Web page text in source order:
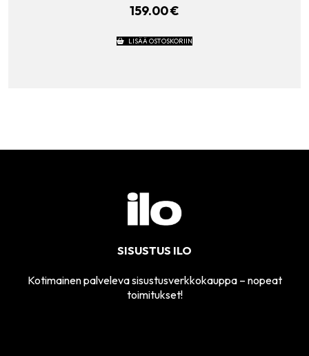
159.00€
LISÄÄ OSTOSKORIIN
SISUSTUS ILO
Kotimainen palveleva sisustusverkkokauppa – nopeat
toimitukset!